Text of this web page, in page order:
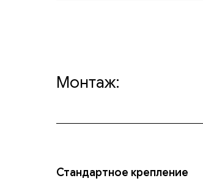
Монтаж:
Стандартное крепление